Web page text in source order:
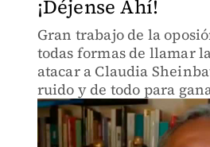
¡Déjense Ahí!
Gran trabajo de la
todas formas de llamar
atacar a Claudia
ruido y de todo para
que la candidata no se
Calixto Albarrán.